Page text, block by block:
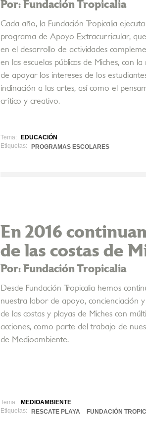
Por: Fundación Tropicalia
Cada año, la Fundación Tropicalia ejecuta
programa de Apoyo Extracurricular, que
en el desarrollo de actividades
en las escuelas públicas de Miches, con la
de apoyar los intereses de los
inclinación a las artes, así como el
crítico y creativo.
Tema:
EDUCACIÓN
Etiquetas:
PROGRAMAS ESCOLARES
En 2016
de las costas de
Por: Fundación Tropicalia
Desde Fundación Tropicalia hemos
nuestra labor de apoyo, concienciación y
de las costas y playas de Miches con
acciones, como parte del trabajo de
de Medioambiente.
Tema:
MEDIOAMBIENTE
Etiquetas:
RESCATE PLAYA FUNDACIÓN